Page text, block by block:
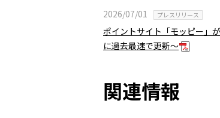
2026/07/01
プレスリリース
ポイントサイト「モッピー」
に過去最速で更新～
関連情報